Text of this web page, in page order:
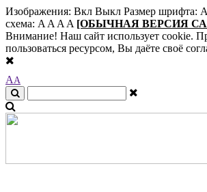
Изображения: Вкл Выкл Размер шрифта: A
схема: A A A A [ОБЫЧНАЯ ВЕРСИЯ
Внимание! Наш сайт использует cookie.
пользоваться ресурсом, Вы даёте своё
AA